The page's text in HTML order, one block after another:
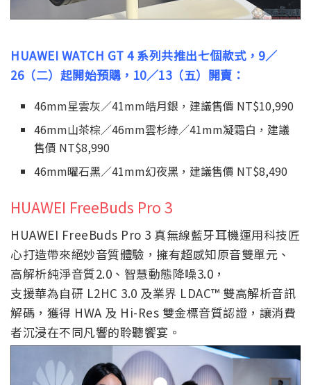
HUAWEI WATCH GT 4 系列共推出七個款式，9／
26（二）起開始預購，10／13（五）開賣：
46mm星雲灰／41mm皓月銀，建議售價 NT$10,990
46mm山茶棕／46mm雲杉綠／41mm凝霜白，建議
售價 NT$8,990
46mm曜石黑／41mm幻夜黑，建議售價 NT$8,490
HUAWEI FreeBuds Pro 3
HUAWEI FreeBuds Pro 3 真無線藍牙耳機運用科技匠
心打造帶來絕妙音質體驗，擁有超感知原音雙單元、
高解析純淨音質2.0、智慧動態降噪3.0，
支援華為自研 L2HC 3.0 及業界 LDAC™ 雙高解析音訊
解碼，獲得 HWA 及 Hi-Res 雙金標音質認證，讓消費
者沉浸在不同凡響的聆聽饗宴。